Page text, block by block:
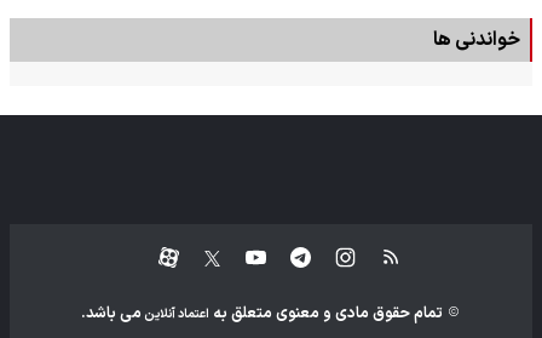
خواندنی ها
تمام حقوق مادی و معنوی متعلق به اعتماد آنلاین می باشد.